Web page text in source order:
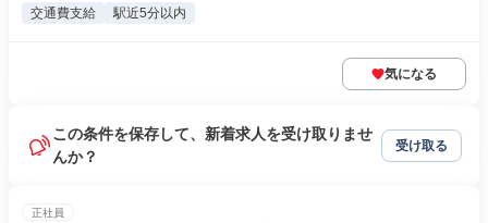
交通費支給 駅近5分以内
気になる
この条件を保存して、新着求人を受け取りませ
んか？
受け取る
正社員